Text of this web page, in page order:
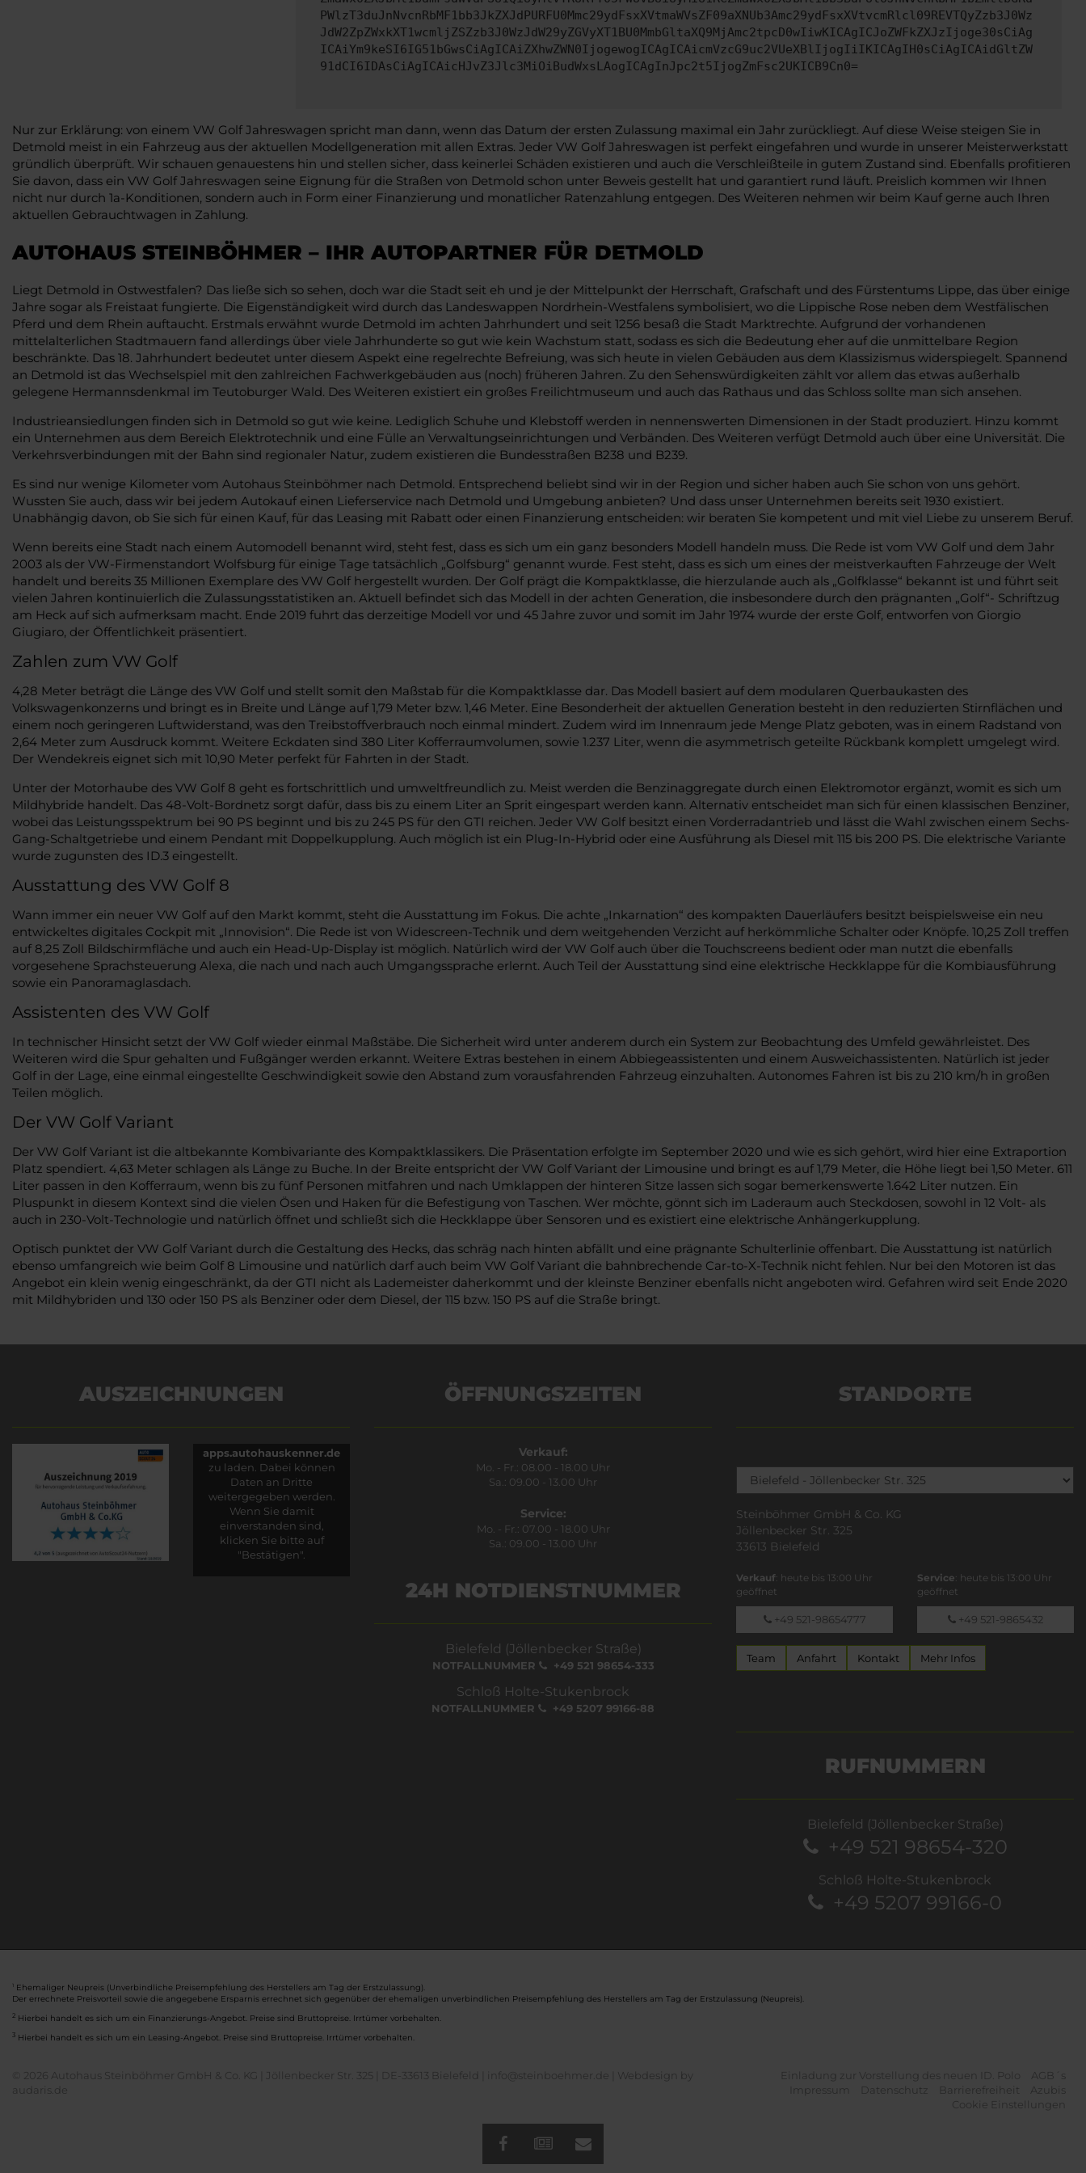
PWlzT3duJnNvcnRbMF1bb3JkZXJdPURFU0Mmc29ydFsxXVtmaWVsZF09aXNUb3Amc29ydFsxXVtvcmRlcl09REVTQyZzb3J0Wz
JdW2ZpZWxkXT1wcmljZSZzb3J0WzJdW29yZGVyXT1BU0MmbGltaXQ9MjAmc2tpcD0wIiwKICAgICJoZWFkZXJzIjoge30sCiAg
ICAiYm9keSI6IG51bGwsCiAgICAiZXhwZWN0IjogewogICAgICAicmVzcG9uc2VUeXBlIjogIiIKICAgIH0sCiAgICAidGltZW
91dCI6IDAsCiAgICAicHJvZ3Jlc3MiOiBudWxsLAogICAgInJpc2t5IjogZmFsc2UKICB9Cn0=
Nur zur Erklärung: von einem VW Golf Jahreswagen spricht man dann, wenn das Datum der ersten Zulassung maximal ein Jahr zurückliegt. Auf diese Weise steigen Sie in
Detmold meist in ein Fahrzeug aus der aktuellen Modellgeneration mit allen Extras. Jeder VW Golf Jahreswagen ist perfekt eingefahren und wurde in unserer Meisterwerkstatt
gründlich überprüft. Wir schauen genauestens hin und stellen sicher, dass keinerlei Schäden existieren und auch die Verschleißteile in gutem Zustand sind. Ebenfalls profitieren
Sie davon, dass ein VW Golf Jahreswagen seine Eignung für die Straßen von Detmold schon unter Beweis gestellt hat und garantiert rund läuft. Preislich kommen wir Ihnen
nicht nur durch 1a-Konditionen, sondern auch in Form einer Finanzierung und monatlicher Ratenzahlung entgegen. Des Weiteren nehmen wir beim Kauf gerne auch Ihren
aktuellen Gebrauchtwagen in Zahlung.
AUTOHAUS STEINBÖHMER – IHR AUTOPARTNER FÜR DETMOLD
Liegt Detmold in Ostwestfalen? Das ließe sich so sehen, doch war die Stadt seit eh und je der Mittelpunkt der Herrschaft, Grafschaft und des Fürstentums Lippe, das über einige
Jahre sogar als Freistaat fungierte. Die Eigenständigkeit wird durch das Landeswappen Nordrhein-Westfalens symbolisiert, wo die Lippische Rose neben dem Westfälischen
Pferd und dem Rhein auftaucht. Erstmals erwähnt wurde Detmold im achten Jahrhundert und seit 1256 besaß die Stadt Marktrechte. Aufgrund der vorhandenen
mittelalterlichen Stadtmauern fand allerdings über viele Jahrhunderte so gut wie kein Wachstum statt, sodass es sich die Bedeutung eher auf die unmittelbare Region
beschränkte. Das 18. Jahrhundert bedeutet unter diesem Aspekt eine regelrechte Befreiung, was sich heute in vielen Gebäuden aus dem Klassizismus widerspiegelt. Spannend
an Detmold ist das Wechselspiel mit den zahlreichen Fachwerkgebäuden aus (noch) früheren Jahren. Zu den Sehenswürdigkeiten zählt vor allem das etwas außerhalb
gelegene Hermannsdenkmal im Teutoburger Wald. Des Weiteren existiert ein großes Freilichtmuseum und auch das Rathaus und das Schloss sollte man sich ansehen.
Industrieansiedlungen finden sich in Detmold so gut wie keine. Lediglich Schuhe und Klebstoff werden in nennenswerten Dimensionen in der Stadt produziert. Hinzu kommt
ein Unternehmen aus dem Bereich Elektrotechnik und eine Fülle an Verwaltungseinrichtungen und Verbänden. Des Weiteren verfügt Detmold auch über eine Universität. Die
Verkehrsverbindungen mit der Bahn sind regionaler Natur, zudem existieren die Bundesstraßen B238 und B239.
Es sind nur wenige Kilometer vom Autohaus Steinböhmer nach Detmold. Entsprechend beliebt sind wir in der Region und sicher haben auch Sie schon von uns gehört.
Wussten Sie auch, dass wir bei jedem Autokauf einen Lieferservice nach Detmold und Umgebung anbieten? Und dass unser Unternehmen bereits seit 1930 existiert.
Unabhängig davon, ob Sie sich für einen Kauf, für das Leasing mit Rabatt oder einen Finanzierung entscheiden: wir beraten Sie kompetent und mit viel Liebe zu unserem Beruf.
Wenn bereits eine Stadt nach einem Automodell benannt wird, steht fest, dass es sich um ein ganz besonders Modell handeln muss. Die Rede ist vom VW Golf und dem Jahr
2003 als der VW-Firmenstandort Wolfsburg für einige Tage tatsächlich „Golfsburg“ genannt wurde. Fest steht, dass es sich um eines der meistverkauften Fahrzeuge der Welt
handelt und bereits 35 Millionen Exemplare des VW Golf hergestellt wurden. Der Golf prägt die Kompaktklasse, die hierzulande auch als „Golfklasse“ bekannt ist und führt seit
vielen Jahren kontinuierlich die Zulassungsstatistiken an. Aktuell befindet sich das Modell in der achten Generation, die insbesondere durch den prägnanten „Golf“- Schriftzug
am Heck auf sich aufmerksam macht. Ende 2019 fuhrt das derzeitige Modell vor und 45 Jahre zuvor und somit im Jahr 1974 wurde der erste Golf, entworfen von Giorgio
Giugiaro, der Öffentlichkeit präsentiert.
Zahlen zum VW Golf
4,28 Meter beträgt die Länge des VW Golf und stellt somit den Maßstab für die Kompaktklasse dar. Das Modell basiert auf dem modularen Querbaukasten des
Volkswagenkonzerns und bringt es in Breite und Länge auf 1,79 Meter bzw. 1,46 Meter. Eine Besonderheit der aktuellen Generation besteht in den reduzierten Stirnflächen und
einem noch geringeren Luftwiderstand, was den Treibstoffverbrauch noch einmal mindert. Zudem wird im Innenraum jede Menge Platz geboten, was in einem Radstand von
2,64 Meter zum Ausdruck kommt. Weitere Eckdaten sind 380 Liter Kofferraumvolumen, sowie 1.237 Liter, wenn die asymmetrisch geteilte Rückbank komplett umgelegt wird.
Der Wendekreis eignet sich mit 10,90 Meter perfekt für Fahrten in der Stadt.
Unter der Motorhaube des VW Golf 8 geht es fortschrittlich und umweltfreundlich zu. Meist werden die Benzinaggregate durch einen Elektromotor ergänzt, womit es sich um
Mildhybride handelt. Das 48-Volt-Bordnetz sorgt dafür, dass bis zu einem Liter an Sprit eingespart werden kann. Alternativ entscheidet man sich für einen klassischen Benziner,
wobei das Leistungsspektrum bei 90 PS beginnt und bis zu 245 PS für den GTI reichen. Jeder VW Golf besitzt einen Vorderradantrieb und lässt die Wahl zwischen einem Sechs-
Gang-Schaltgetriebe und einem Pendant mit Doppelkupplung. Auch möglich ist ein Plug-In-Hybrid oder eine Ausführung als Diesel mit 115 bis 200 PS. Die elektrische Variante
wurde zugunsten des ID.3 eingestellt.
Ausstattung des VW Golf 8
Wann immer ein neuer VW Golf auf den Markt kommt, steht die Ausstattung im Fokus. Die achte „Inkarnation“ des kompakten Dauerläufers besitzt beispielsweise ein neu
entwickeltes digitales Cockpit mit „Innovision“. Die Rede ist von Widescreen-Technik und dem weitgehenden Verzicht auf herkömmliche Schalter oder Knöpfe. 10,25 Zoll treffen
auf 8,25 Zoll Bildschirmfläche und auch ein Head-Up-Display ist möglich. Natürlich wird der VW Golf auch über die Touchscreens bedient oder man nutzt die ebenfalls
vorgesehene Sprachsteuerung Alexa, die nach und nach auch Umgangssprache erlernt. Auch Teil der Ausstattung sind eine elektrische Heckklappe für die Kombiausführung
sowie ein Panoramaglasdach.
Assistenten des VW Golf
In technischer Hinsicht setzt der VW Golf wieder einmal Maßstäbe. Die Sicherheit wird unter anderem durch ein System zur Beobachtung des Umfeld gewährleistet. Des
Weiteren wird die Spur gehalten und Fußgänger werden erkannt. Weitere Extras bestehen in einem Abbiegeassistenten und einem Ausweichassistenten. Natürlich ist jeder
Golf in der Lage, eine einmal eingestellte Geschwindigkeit sowie den Abstand zum vorausfahrenden Fahrzeug einzuhalten. Autonomes Fahren ist bis zu 210 km/h in großen
Teilen möglich.
Der VW Golf Variant
Der VW Golf Variant ist die altbekannte Kombivariante des Kompaktklassikers. Die Präsentation erfolgte im September 2020 und wie es sich gehört, wird hier eine Extraportion
Platz spendiert. 4,63 Meter schlagen als Länge zu Buche. In der Breite entspricht der VW Golf Variant der Limousine und bringt es auf 1,79 Meter, die Höhe liegt bei 1,50 Meter. 611
Liter passen in den Kofferraum, wenn bis zu fünf Personen mitfahren und nach Umklappen der hinteren Sitze lassen sich sogar bemerkenswerte 1.642 Liter nutzen. Ein
Pluspunkt in diesem Kontext sind die vielen Ösen und Haken für die Befestigung von Taschen. Wer möchte, gönnt sich im Laderaum auch Steckdosen, sowohl in 12 Volt- als
auch in 230-Volt-Technologie und natürlich öffnet und schließt sich die Heckklappe über Sensoren und es existiert eine elektrische Anhängerkupplung.
Optisch punktet der VW Golf Variant durch die Gestaltung des Hecks, das schräg nach hinten abfällt und eine prägnante Schulterlinie offenbart. Die Ausstattung ist natürlich
ebenso umfangreich wie beim Golf 8 Limousine und natürlich darf auch beim VW Golf Variant die bahnbrechende Car-to-X-Technik nicht fehlen. Nur bei den Motoren ist das
Angebot ein klein wenig eingeschränkt, da der GTI nicht als Lademeister daherkommt und der kleinste Benziner ebenfalls nicht angeboten wird. Gefahren wird seit Ende 2020
mit Mildhybriden und 130 oder 150 PS als Benziner oder dem Diesel, der 115 bzw. 150 PS auf die Straße bringt.
AUSZEICHNUNGEN
apps.autohauskenner.de
zu laden. Dabei können
Daten an Dritte
weitergegeben werden.
Wenn Sie damit
einverstanden sind,
klicken Sie bitte auf
"Bestätigen".
ÖFFNUNGSZEITEN
Verkauf:
Mo. - Fr.: 08.00 - 18.00 Uhr
Sa.: 09.00 - 13.00 Uhr
Service:
Mo. - Fr.: 07.00 - 18.00 Uhr
Sa.: 09.00 - 13.00 Uhr
24H NOTDIENSTNUMMER
Bielefeld (Jöllenbecker Straße)
NOTFALLNUMMER +49 521 98654-333
Schloß Holte-Stukenbrock
NOTFALLNUMMER +49 5207 99166-88
STANDORTE
Steinböhmer GmbH & Co. KG
Jöllenbecker Str. 325
33613 Bielefeld
Verkauf: heute bis 13:00 Uhr
geöffnet
+49 521-98654777
Service: heute bis 13:00 Uhr
geöffnet
+49 521-9865432
Team Anfahrt Kontakt Mehr Infos
RUFNUMMERN
Bielefeld (Jöllenbecker Straße)
+49 521 98654-320
Schloß Holte-Stukenbrock
+49 5207 99166-0
1 Ehemaliger Neupreis (Unverbindliche Preisempfehlung des Herstellers am Tag der Erstzulassung).
Der errechnete Preisvorteil sowie die angegebene Ersparnis errechnet sich gegenüber der ehemaligen unverbindlichen Preisempfehlung des Herstellers am Tag der Erstzulassung (Neupreis).
2 Hierbei handelt es sich um ein Finanzierungs-Angebot. Preise sind Bruttopreise. Irrtümer vorbehalten.
3 Hierbei handelt es sich um ein Leasing-Angebot. Preise sind Bruttopreise. Irrtümer vorbehalten.
© 2026 Autohaus Steinböhmer GmbH & Co. KG | Jöllenbecker Str. 325 | DE-33613 Bielefeld | info@steinboehmer.de |
Webdesign by
audaris.de
Einladung zur Vorstellung des neuen ID. Polo
AGB´s
Impressum
Datenschutz Barrierefreiheit
Azubis
Cookie Einstellungen